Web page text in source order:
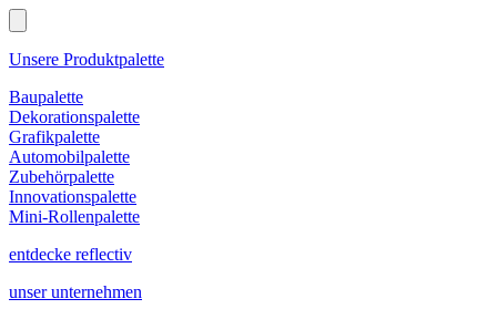
Unsere Produktpalette
Baupalette
Dekorationspalette
Grafikpalette
Automobilpalette
Zubehörpalette
Innovationspalette
Mini-Rollenpalette
entdecke reflectiv
unser unternehmen